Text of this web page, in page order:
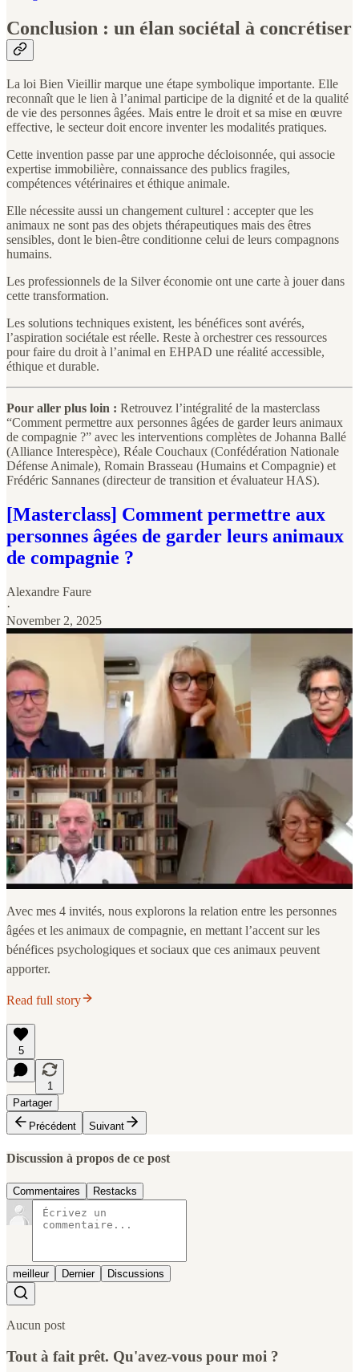
Conclusion : un élan sociétal à concrétiser
La loi Bien Vieillir marque une étape symbolique importante. Elle
reconnaît que le lien à l’animal participe de la dignité et de la qualité
de vie des personnes âgées. Mais entre le droit et sa mise en œuvre
effective, le secteur doit encore inventer les modalités pratiques.
Cette invention passe par une approche décloisonnée, qui associe
expertise immobilière, connaissance des publics fragiles,
compétences vétérinaires et éthique animale.
Elle nécessite aussi un changement culturel : accepter que les
animaux ne sont pas des objets thérapeutiques mais des êtres
sensibles, dont le bien-être conditionne celui de leurs compagnons
humains.
Les professionnels de la Silver économie ont une carte à jouer dans
cette transformation.
Les solutions techniques existent, les bénéfices sont avérés,
l’aspiration sociétale est réelle. Reste à orchestrer ces ressources
pour faire du droit à l’animal en EHPAD une réalité accessible,
éthique et durable.
Pour aller plus loin : Retrouvez l’intégralité de la masterclass
“Comment permettre aux personnes âgées de garder leurs animaux
de compagnie ?” avec les interventions complètes de Johanna Ballé
(Alliance Interespèce), Réale Couchaux (Confédération Nationale
Défense Animale), Romain Brasseau (Humains et Compagnie) et
Frédéric Sannanes (directeur de transition et évaluateur HAS).
[Masterclass] Comment permettre aux
personnes âgées de garder leurs animaux
de compagnie ?
Alexandre Faure
·
November 2, 2025
Avec mes 4 invités, nous explorons la relation entre les personnes
âgées et les animaux de compagnie, en mettant l’accent sur les
bénéfices psychologiques et sociaux que ces animaux peuvent
apporter.
Read full story
5
1
Partager
Précédent
Suivant
Discussion à propos de ce post
Commentaires Restacks
meilleur Dernier Discussions
Aucun post
Tout à fait prêt. Qu'avez-vous pour moi ?